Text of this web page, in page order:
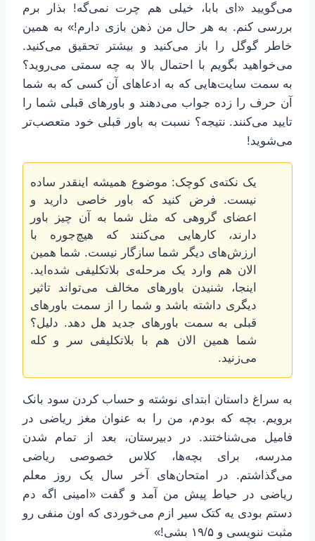
می‌گویید «ای بابا، خیلی هم چرت نمی‌گه! بذار برم
بررسی کنم. به هر حال من ذهن بازی دارم!» به همین
خاطر گوگل را باز می‌کنید و بیشتر تحقیق می‌کنید.
می‌خواهید بگویم با احتمال بالا به چه سمتی می‌روید؟
به سمت سایت‌هایی که به ادعاهای آن کسی که به شما
آن حرف را زده جواب می‌دهند و باورهای قبلی شما را
تایید می‌کنند. نتیجه؟ نسبت به باور قبلی خود متعصب‌تر
می‌شوید!
یک نکته‌ی کوچک: موضوع همیشه اینقدر ساده
نیست. فرض کنید که باور خاصی دارید و
اعضای گروهی که مثل شما به آن چیز باور
دارند، کارهایی می‌کنند که هیچ‌جوره با
ارزش‌های دیگر شما سازگار نیست. شما همین
الان هم وارد یک مرحله‌ی بلاتکلیفی شده‌اید.
اینجا، شنیدن باورهای مخالف می‌تواند تاثیر
دیگری داشته باشد و شما را از سمت باورهای
قبلی به سمت باورهای جدید هل دهد. دلیل؟
شما همین الان هم با بلاتکلیفی سر و کله
می‌زنید.
به سراغ داستان ابتدای نوشته و حساب کردن سود بانک
برویم. بچه که بودم، من را به عنوان مغز ریاضی در
فامیل می‌شناختند. در دبیرستان، بعد از تمام شدن
مدرسه، برای بچه‌ها، کلاس خصوصی ریاضی
می‌گذاشتم. در امتحان‌های آخر سال یک روز معلم
ریاضی در حیاط پیش من آمد و گفت «امینی اگه دم
دستم بودی یه کتک سیر ازم می‌خوردی که اون منفی رو
مثبت ننویسی و ۱۹/۵ بشی!»